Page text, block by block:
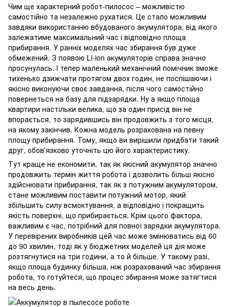
Чим ще характерний робот-пилосос – можливістю
самостійно та незалежно рухатися. Це стало можливим
завдяки використанню вбудованого акумулятора, від якого
залежатиме максимальний час і відповідно площа
прибирання. У ранніх моделях час збирання був дуже
обмежений. З появою Li-ion акумуляторів справа значно
просунулась. І тепер маленький механічний помічник зможе
тихенько дзижчати протягом двох годин, не поспішаючи і
якісно виконуючи своє завдання, після чого самостійно
повернеться на базу для підзарядки. Ну а якщо площа
квартири настільки велика, що за один присід він не
впорається, то зарядившись він продовжить з того місця,
на якому закінчив. Кожна модель розрахована на певну
площу прибирання. Тому, якщо ви вирішили придбати такий
друг, обов'язково уточніть цю його характеристику.
Тут краще не економити, так як якісний акумулятор значно
продовжить термін життя робота і дозволить більш якісно
здійснювати прибирання, так як з потужним акумулятором,
стане можливим поставити потужний мотор, який
збільшить силу всмоктування, а відповідно і покращить
якість поверхні, що прибирається. Крім цього фактора,
важливим є час, потрібний для повної зарядки акумулятора.
У перевірених виробників цей час може змінюватись від 60
до 90 хвилин, тоді як у бюджетних моделей ця дія може
розтягнутися на три години, а то й більше. У такому разі,
якщо площа будинку більша, ніж розрахований час збирання
робота, то готуйтеся, що процес збирання може затягтися
на весь день.